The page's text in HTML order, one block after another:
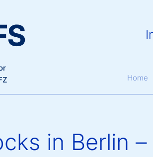
Home
in Berlin